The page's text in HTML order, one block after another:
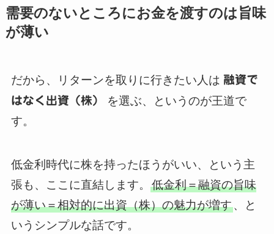
需要のないところにお金を渡すのは旨味
が薄い
だから、リターンを取りに行きたい人は 融資で
はなく出資（株）
を選ぶ、というのが王道で
す。
低金利時代に株を持ったほうがいい、という主
張も、ここに直結します。 低金利＝融資の旨味
が薄い＝相対的に出資（株）の魅力が増す、と
いうシンプルな話です。